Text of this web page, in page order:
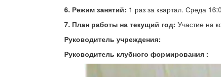
6. Режим занятий: 1 раз за квартал. Среда
7. План работы на текущий год: Участие на
Руководитель учреждения: /
Руководитель клубного